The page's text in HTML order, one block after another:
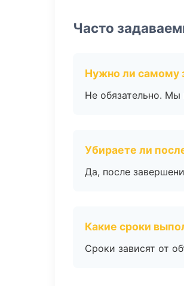
Часто
Нужно ли самому
Не обязательно.
Убираете ли
Да, после
Какие сроки
Сроки зависят от